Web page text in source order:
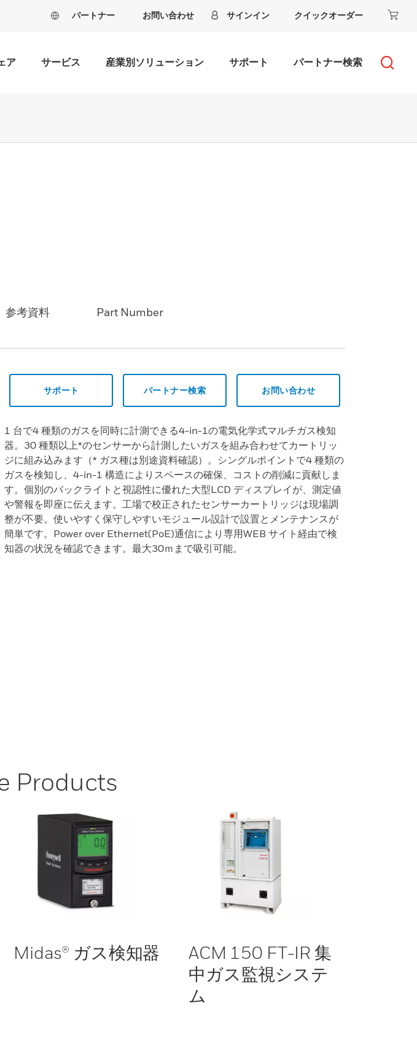
パートナー お問い合わせ サインイン クイックオーダー
ア サービス 産業別ソリューション サポート パートナー検索
参考資料 Part Number
サポート パートナー検索 お問い合わせ
1 台で4 種類のガスを同時に計測できる4-in-1の電気化学式マルチガス検知
器。30 種類以上*のセンサーから計測したいガスを組み合わせてカートリッ
ジに組み込みます（* ガス種は別途資料確認）。シングルポイントで4 種類の
ガスを検知し、4-in-1 構造によりスペースの確保、コストの削減に貢献しま
す。個別のバックライトと視認性に優れた大型LCD ディスプレイが、測定値
や警報を即座に伝えます。工場で校正されたセンサーカートリッジは現場調
整が不要。使いやすく保守しやすいモジュール設計で設置とメンテナンスが
簡単です。Power over Ethernet(PoE)通信により専用WEB サイト経由で検
知器の状況を確認できます。最大30ｍまで吸引可能。
Products
Midas® ガス検知器
ACM 150 FT-IR 集
中ガス監視システ
ム